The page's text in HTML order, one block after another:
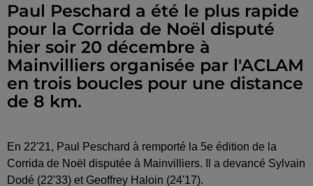
Paul Peschard a été le plus rapide
pour la Corrida de Noël disputé
hier soir 20 décembre à
Mainvilliers organisée par l'ACLAM
en trois boucles pour une distance
de 8 km.
En 22'21, Paul Peschard à remporté la 5e édition de la
Corrida de Noël disputée à Mainvilliers. Il a devancé Sylvain
Dodé (22'33) et Geoffrey Haloin (24'17).